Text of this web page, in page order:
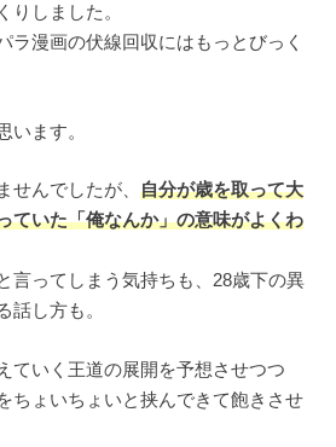
りしました。
ラ漫画の伏線回収にはもっとびっく
います。
せんでしたが、自分が歳を取って大
ていた「俺なんか」の意味がよくわ
言ってしまう気持ちも、28歳下の異
話し方も。
ていく王道の展開を予想させつつ
ちょいちょいと挟んできて飽きさせ